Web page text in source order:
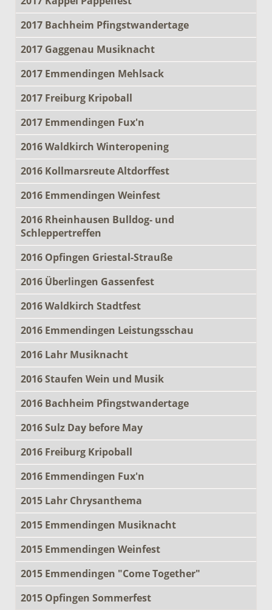
2017 Bachheim Pfingstwandertage
2017 Gaggenau Musiknacht
2017 Emmendingen Mehlsack
2017 Freiburg Kripoball
2017 Emmendingen Fux'n
2016 Waldkirch Winteropening
2016 Kollmarsreute Altdorffest
2016 Emmendingen Weinfest
2016 Rheinhausen Bulldog- und
Schleppertreffen
2016 Opfingen Griestal-Strauße
2016 Überlingen Gassenfest
2016 Waldkirch Stadtfest
2016 Emmendingen Leistungsschau
2016 Lahr Musiknacht
2016 Staufen Wein und Musik
2016 Bachheim Pfingstwandertage
2016 Sulz Day before May
2016 Freiburg Kripoball
2016 Emmendingen Fux'n
2015 Lahr Chrysanthema
2015 Emmendingen Musiknacht
2015 Emmendingen Weinfest
2015 Emmendingen "Come Together"
2015 Opfingen Sommerfest